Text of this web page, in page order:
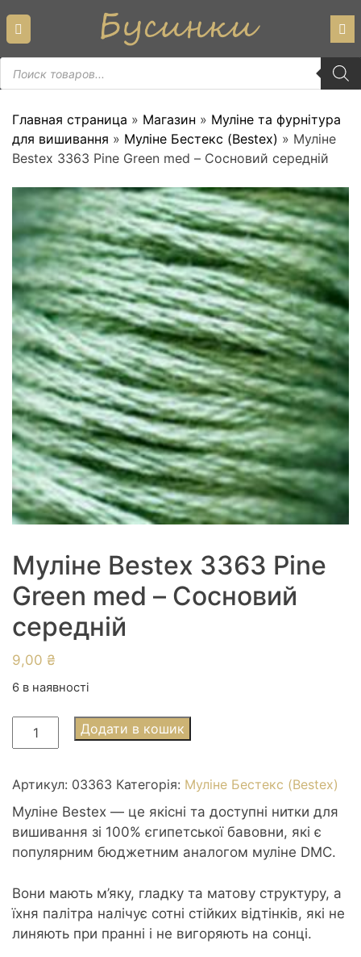
content
Пошук
товарів
Главная страница » Магазин » Муліне та фурнітура
для вишивання » Муліне Бестекс (Bestex) » Муліне
Bestex 3363 Pine Green med – Сосновий середній
Муліне Bestex 3363 Pine
Green med – Сосновий
середній
9,00 ₴
6 в наявності
Муліне
Bestex
Pine
Green
med
-
Сосновий
кількість
Додати в кошик
Артикул: 03363 Категорія: Муліне Бестекс (Bestex)
Муліне Bestex — це якісні та доступні нитки для
вишивання зі 100% єгипетської бавовни, які є
популярним бюджетним аналогом муліне DMC.
Вони мають м’яку, гладку та матову структуру, а
їхня палітра налічує сотні стійких відтінків, які не
линяють при пранні і не вигоряють на сонці.